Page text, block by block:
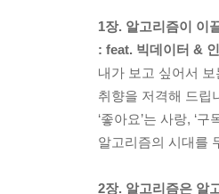
1장. 알고리즘이 이
: feat. 빅데이터 &
내가 보고 싶어서
취향을 저격해 드립
‘좋아요’는 사랑, ‘구
알고리즘의 시대를
2장. 알고리즘은 알